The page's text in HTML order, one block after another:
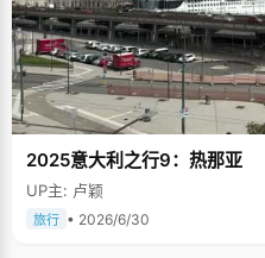
2025意大利之行9：热那亚
UP主: 卢颖
旅行 • 2026/6/30